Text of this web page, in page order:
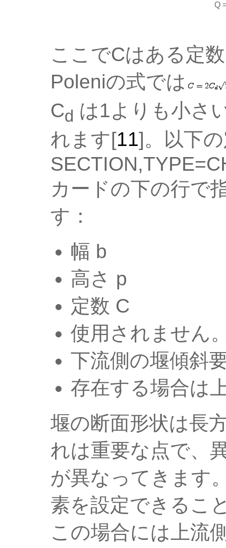
Q
ここでCはある定
Poleniの式では
Cd は1よりも小さ
れます[11]。以下
カードの下の行で
す：
幅 b
高さ p
定数 C
使用されません
下流側の堰傾斜
存在する場合は
堰の断面形状は長
れは重要な点で、
が異なってきます
素を設定できるこ
この場合には上流